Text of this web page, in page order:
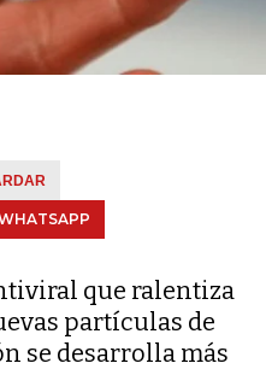
que ralentiza
partículas de
se desarrolla más